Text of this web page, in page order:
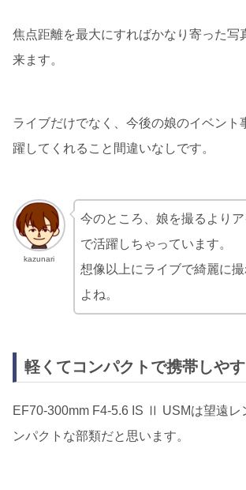
焦点距離を最大にすればかなり寄った写
来ます。
ライブだけでなく、今後の娘のイベント
躍してくれること間違いなしです。
kazunari
今のところ、娘を撮るより
で活躍しちゃっています。
想像以上にライブで綺麗に
よね。
軽くてコンパクトで携帯しや
EF70-300mm F4-5.6 IS Ⅱ USMは望遠レ
ンパクトな部類だと思います。